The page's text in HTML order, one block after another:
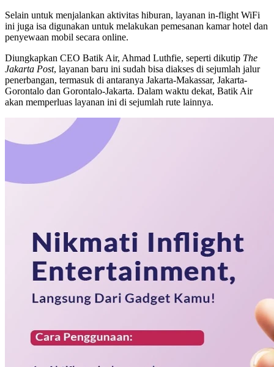
Selain untuk menjalankan aktivitas hiburan, layanan in-flight WiFi
ini juga isa digunakan untuk melakukan pemesanan kamar hotel dan
penyewaan mobil secara online.
Diungkapkan CEO Batik Air, Ahmad Luthfie, seperti dikutip The
Jakarta Post, layanan baru ini sudah bisa diakses di sejumlah jalur
penerbangan, termasuk di antaranya Jakarta-Makassar, Jakarta-
Gorontalo dan Gorontalo-Jakarta. Dalam waktu dekat, Batik Air
akan memperluas layanan ini di sejumlah rute lainnya.